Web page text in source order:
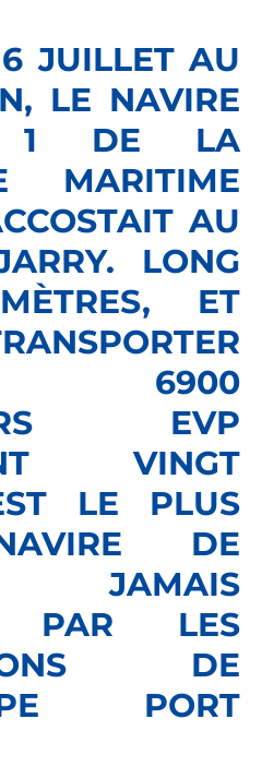
JUILLET AU
LE NAVIRE
1 DE LA
MARITIME
AU
LONG
ET
6900
EVP
VINGT
LE PLUS
DE
JAMAIS
PAR LES
DE
PORT